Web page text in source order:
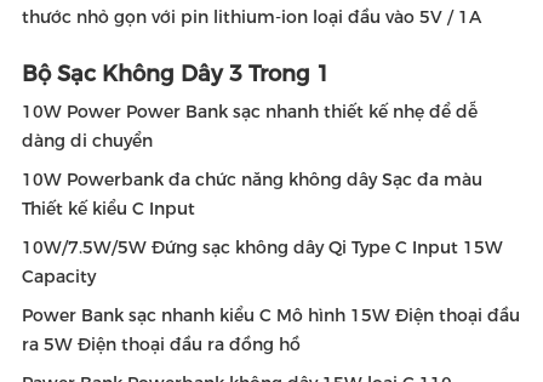
thước nhỏ gọn với pin lithium-ion loại đầu vào 5V / 1A
Bộ Sạc Không Dây 3 Trong 1
10W Power Power Bank sạc nhanh thiết kế nhẹ để dễ
dàng di chuyển
10W Powerbank đa chức năng không dây Sạc đa màu
Thiết kế kiểu C Input
10W/7.5W/5W Đứng sạc không dây Qi Type C Input 15W
Capacity
Power Bank sạc nhanh kiểu C Mô hình 15W Điện thoại đầu
ra 5W Điện thoại đầu ra đồng hồ